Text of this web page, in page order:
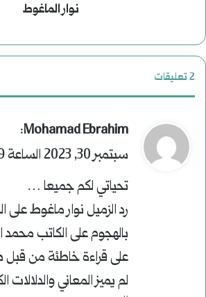
نوار الماغوط
‫2 تعليقات
ي
ق
و
ل
Mohamad Ebrahim
:
سبتمبر 30, 2023 الساعة 2:39 ص
تحياتي لكم جميعا …
رد الزميل نوار ماغوط على
بالهجوم على الكاتب محمد
على قراءة خاطئة من
لم يميز المعاني والدلالات